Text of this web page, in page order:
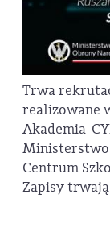
Trwa
realizowane
Ministerstwo
Centrum
Zapisy trwają